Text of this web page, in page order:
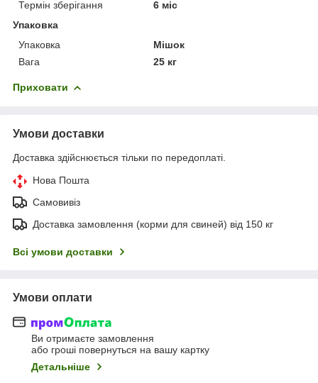
Термін зберігання
6 міс
Упаковка
Упаковка
Мішок
Вага
25 кг
Приховати
Умови доставки
Доставка здійснюється тільки по передоплаті.
Нова Пошта
Самовивіз
Доставка замовлення (корми для свиней) від 150 кг
Всі умови доставки
Умови оплати
Ви отримаєте замовлення
або гроші повернуться на вашу картку
Детальніше